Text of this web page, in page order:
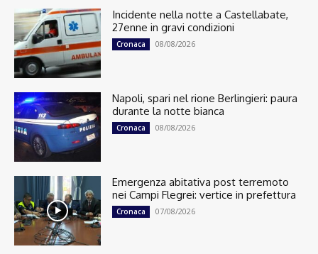
Incidente nella notte a Castellabate,
27enne in gravi condizioni
Cronaca 08/08/2026
Napoli, spari nel rione Berlingieri: paura
durante la notte bianca
Cronaca 08/08/2026
Emergenza abitativa post terremoto
nei Campi Flegrei: vertice in prefettura
Cronaca 07/08/2026